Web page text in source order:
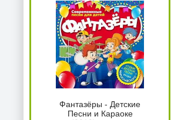
Фантазёры - Детские
Песни и Караоке